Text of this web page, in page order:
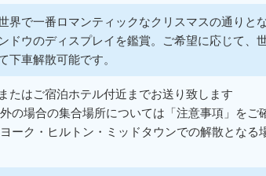
界で一番ロマンティックなクリスマスの通りと
ドウのディスプレイを鑑賞。ご希望に応じて、
下車解散可能です。
たはご宿泊ホテル付近までお送り致します
の場合の集合場所については「注意事項」をご
ーク・ヒルトン・ミッドタウンでの解散となる